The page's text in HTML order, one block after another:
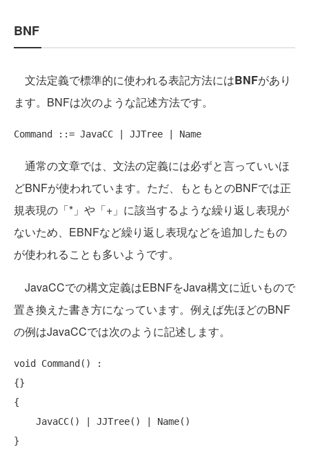
BNF
文法定義で標準的に使われる表記方法にはBNFがあり
ます。BNFは次のような記述方法です。
通常の文章では、文法の定義には必ずと言っていいほ
どBNFが使われています。ただ、もともとのBNFでは正
規表現の「*」や「+」に該当するような繰り返し表現が
ないため、EBNFなど繰り返し表現などを追加したもの
が使われることも多いようです。
JavaCCでの構文定義はEBNFをJava構文に近いもので
置き換えた書き方になっています。例えば先ほどのBNF
の例はJavaCCでは次のように記述します。
void
Command() :
{}
{